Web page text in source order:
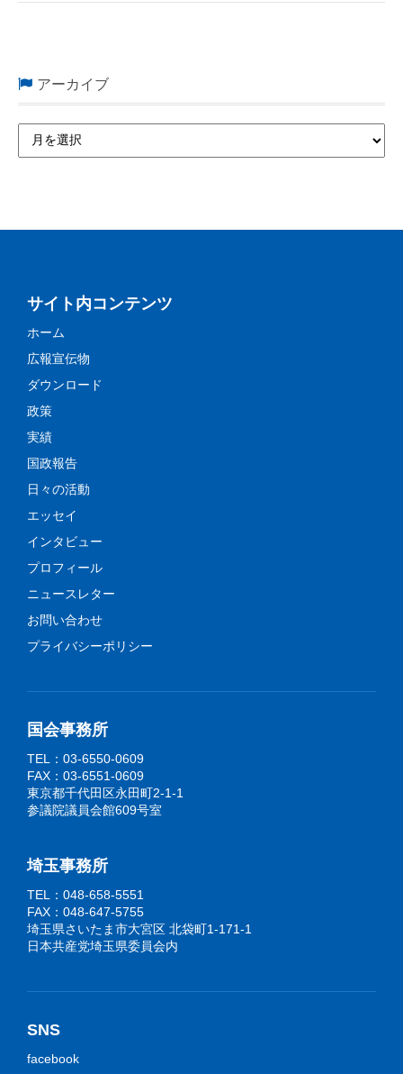
アーカイブ
サイト内コンテンツ
ホーム
広報宣伝物
ダウンロード
政策
実績
国政報告
日々の活動
エッセイ
インタビュー
プロフィール
ニュースレター
お問い合わせ
プライバシーポリシー
国会事務所
TEL：03-6550-0609
FAX：03-6551-0609
東京都千代田区永田町2-1-1
参議院議員会館609号室
埼玉事務所
TEL：048-658-5551
FAX：048-647-5755
埼玉県さいたま市大宮区 北袋町1-171-1
日本共産党埼玉県委員会内
SNS
facebook